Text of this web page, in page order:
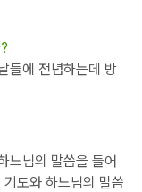
들에 전념하는데 방
느님의 말씀을 들어
도와 하느님의 말씀